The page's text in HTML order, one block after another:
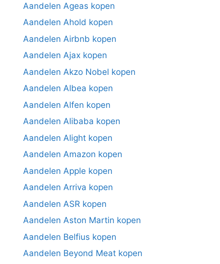
Aandelen Ageas kopen
Aandelen Ahold kopen
Aandelen Airbnb kopen
Aandelen Ajax kopen
Aandelen Akzo Nobel kopen
Aandelen Albea kopen
Aandelen Alfen kopen
Aandelen Alibaba kopen
Aandelen Alight kopen
Aandelen Amazon kopen
Aandelen Apple kopen
Aandelen Arriva kopen
Aandelen ASR kopen
Aandelen Aston Martin kopen
Aandelen Belfius kopen
Aandelen Beyond Meat kopen